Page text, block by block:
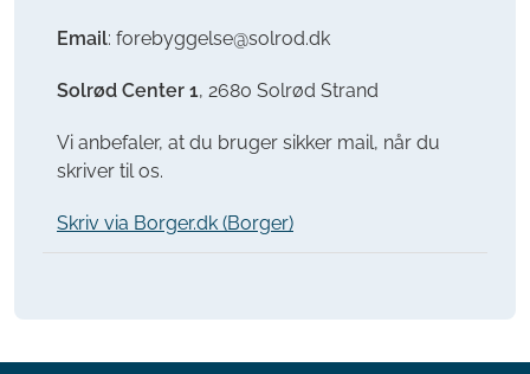
Email: forebyggelse@solrod.dk
Solrød Center 1, 2680 Solrød Strand
Vi anbefaler, at du bruger sikker mail, når du
skriver til os.
Skriv via Borger.dk (Borger)